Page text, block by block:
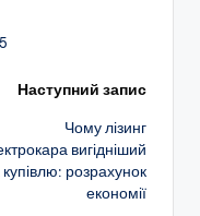
Наступний запис
Чому лізинг
вигідніший
купівлю: розрахунок
економії